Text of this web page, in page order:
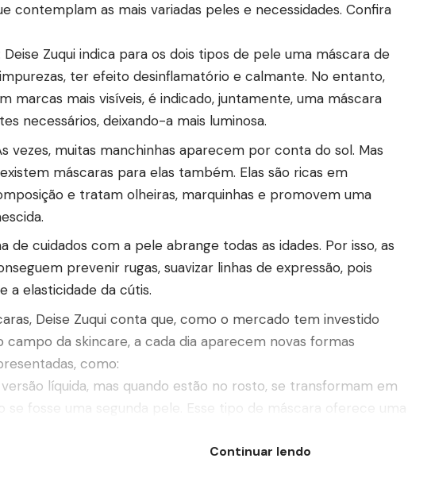
contemplam as mais variadas peles e necessidades. Confira
Deise Zuqui indica para os dois tipos de pele uma máscara de
ter efeito desinflamatório e calmante. No entanto,
marcas mais visíveis, é indicado, juntamente, uma máscara
necessários, deixando-a mais luminosa.
vezes, muitas manchinhas aparecem por conta do sol. Mas
máscaras para elas também. Elas são ricas em
e tratam olheiras, marquinhas e promovem uma
de cuidados com a pele abrange todas as idades. Por isso, as
prevenir rugas, suavizar linhas de expressão, pois
a elasticidade da cútis.
Deise Zuqui conta que, como o mercado tem investido
campo da skincare, a cada dia aparecem novas formas
como:
líquida, mas quando estão no rosto, se transformam em
se fosse uma segunda pele. Esse tipo de máscara oferece uma
preta de tirar cravinhos? Então, é ela!
Continuar lendo